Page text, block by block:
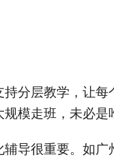
分层教学，让每
模走班，未必是
导很重要。如广